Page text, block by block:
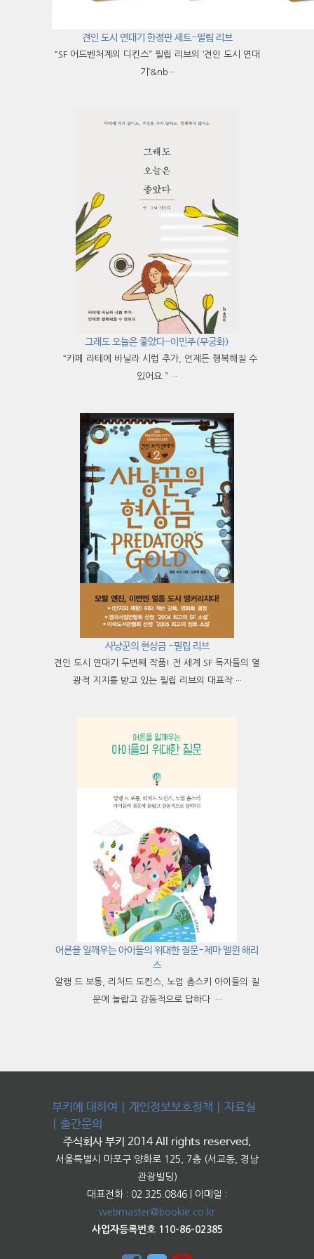
견인 도시 연대기 한정판 세트-필립 리브
“SF 어드벤처계의 디킨스” 필립 리브의 ‘견인 도시 연대
기’&nb···
그래도 오늘은 좋았다-이민주(무궁화)
“카페 라테에 바닐라 시럽 추가, 언제든 행복해질 수
있어요.” ···
사냥꾼의 현상금 -필립 리브
견인 도시 연대기 두번째 작품! 전 세계 SF 독자들의 열
광적 지지를 받고 있는 필립 리브의 대표작 ···
어른을 일깨우는 아이들의 위대한 질문-제마 엘윈 해리
스
알랭 드 보통, 리처드 도킨스, 노엄 촘스키 아이들의 질
문에 놀랍고 감동적으로 답하다 ···
부키에 대하여 개인정보보호정책
자료실
출간문의
주식회사 부키 2014 All rights reserved.
서울특별시 마포구 양화로 125, 7층 (서교동, 경남
관광빌딩)
대표전화 : 02.325.0846 | 이메일 :
webmaster@bookie.co.kr
사업자등록번호 110-86-02385